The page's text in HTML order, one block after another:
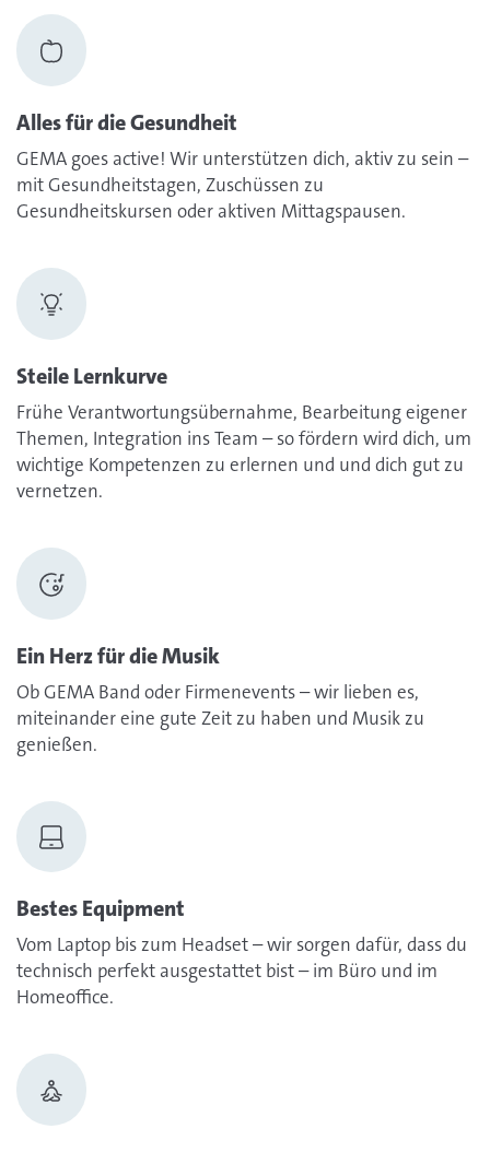
Alles für die Gesundheit
GEMA goes active! Wir unterstützen dich, aktiv zu sein –
mit Gesundheitstagen, Zuschüssen zu
Gesundheitskursen oder aktiven Mittagspausen.
Steile Lernkurve
Frühe Verantwortungsübernahme, Bearbeitung eigener
Themen, Integration ins Team – so fördern wird dich, um
wichtige Kompetenzen zu erlernen und und dich gut zu
vernetzen.
Ein Herz für die Musik
Ob GEMA Band oder Firmenevents – wir lieben es,
miteinander eine gute Zeit zu haben und Musik zu
genießen.
Bestes Equipment
Vom Laptop bis zum Headset – wir sorgen dafür, dass du
technisch perfekt ausgestattet bist – im Büro und im
Homeoffice.